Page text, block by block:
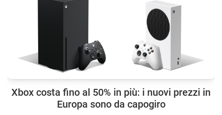
Xbox costa fino al 50% in più: i nuovi prezzi in
Europa sono da capogiro